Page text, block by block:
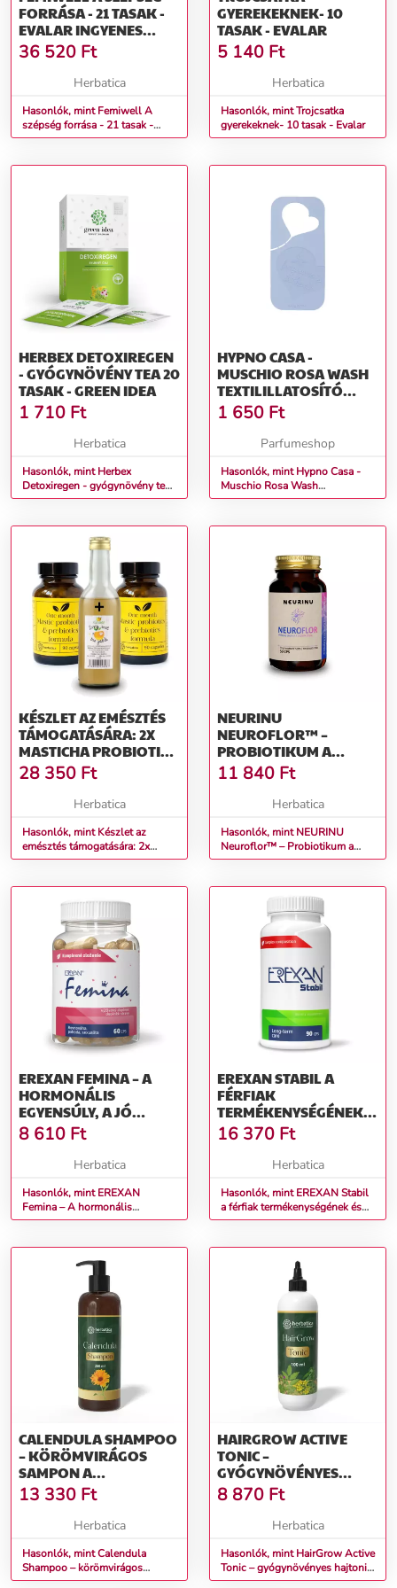
FORRÁSA - 21 TASAK -
EVALAR INGYENES
SZÁLLÍTÁS
36 520 Ft
Herbatica
Hasonlók, mint Femiwell A
szépség forrása - 21 tasak -
Evalar Ingyenes szállítás
GYEREKEKNEK- 10
TASAK - EVALAR
5 140 Ft
Herbatica
Hasonlók, mint Trojcsatka
gyerekeknek- 10 tasak - Evalar
HERBEX DETOXIREGEN
- GYÓGYNÖVÉNY TEA 20
TASAK - GREEN IDEA
1 710 Ft
Herbatica
Hasonlók, mint Herbex
Detoxiregen - gyógynövény tea
20 tasak - Green idea
HYPNO CASA -
MUSCHIO ROSA WASH
TEXTILILLATOSÍTÓ
TASAK
1 650 Ft
Parfumeshop
Hasonlók, mint Hypno Casa -
Muschio Rosa Wash
Textilillatosító tasak
KÉSZLET AZ EMÉSZTÉS
TÁMOGATÁSÁRA: 2X
MASTICHA PROBIOTICS
& PREBIOTICS +
INGYENES ALMAECET-
HERBATICA
28 350 Ft
Herbatica
Hasonlók, mint Készlet az
emésztés támogatására: 2x
Masticha PROBIOTICS &
almaecet- Herbatica
NEURINU
NEUROFLOR™ –
PROBIOTIKUM A
MENTÁLIS EGYENSÚLY
TÁMOGATÁSÁRA – 50
KAPSZULA
11 840 Ft
Herbatica
Hasonlók, mint NEURINU
Neuroflor™ – Probiotikum a
mentális egyensúly
EREXAN FEMINA – A
HORMONÁLIS
EGYENSÚLY, A JÓ
KÖZÉRZET ÉS A NŐI
SZEXUALITÁS
TÁMOGATÁSÁRA – 60
8 610 Ft
Herbatica
Hasonlók, mint EREXAN
Femina – A hormonális
egyensúly, a jó közérzet és a női
kapszula
EREXAN STABIL A
FÉRFIAK
TERMÉKENYSÉGÉNEK
ÉS POTENCIÁJÁNAK
TÁMOGATÁSÁRA – 90
KAPSZULA
16 370 Ft
Herbatica
Hasonlók, mint EREXAN Stabil
a férfiak termékenységének és
potenciájának támogatására –
CALENDULA SHAMPOO
– KÖRÖMVIRÁGOS
SAMPON A
HAJNÖVEKEDÉS
TÁMOGATÁSÁRA – 250
ML - HERBATICA
13 330 Ft
Herbatica
Hasonlók, mint Calendula
Shampoo – körömvirágos
sampon a hajnövekedés
HAIRGROW ACTIVE
TONIC –
GYÓGYNÖVÉNYES
HAJTONIK A
HAJNÖVEKEDÉS
TÁMOGATÁSÁRA – 100
8 870 Ft
Herbatica
Hasonlók, mint HairGrow Active
Tonic – gyógynövényes hajtonik
a hajnövekedés támogatására –